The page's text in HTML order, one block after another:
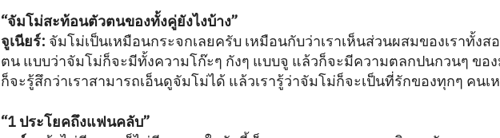
“จัมโม่สะท้อนตัวตนของทั้งคู่ยังไงบ้าง”
จูเนียร์: จัมโม่เป็นเหมือนกระจกเลยครับ เหมือนกับว่าเราเห็นส่วนผสมของเราทั้งส
ตน แบบว่าจัมโม่ก็จะมีทั้งความโก๊ะๆ กังๆ แบบจู แล้วก็จะมีความตลกปนกวนๆ ขอ
ก็จะรู้สึกว่าเราสามารถเอ็นดูจัมโม่ได้ แล้วเรารู้ว่าจัมโม่ก็จะเป็นที่รักของทุกๆ คน
“1 ประโยคถึงแฟนคลับ”